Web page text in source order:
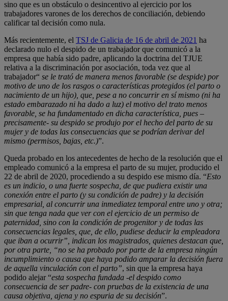
sino que es un obstáculo o desincentivo al ejercicio por los
trabajadores varones de los derechos de conciliación, debiendo
calificar tal decisión como nula.
Más recientemente, el TSJ de Galicia de 16 de abril de 2021 ha
declarado nulo el despido de un trabajador que comunicó a la
empresa que había sido padre, aplicando la doctrina del TJUE
relativa a la discriminación por asociación, toda vez que al
trabajador“ se le trató de manera menos favorable (se despide) por
motivo de uno de los rasgos o características protegidos (el parto o
nacimiento de un hijo), que, pese a no concurrir en sí mismo (ni ha
estado embarazado ni ha dado a luz) el motivo del trato menos
favorable, se ha fundamentado en dicha característica, pues –
precisamente- su despido se produjo por el hecho del parto de su
mujer y de todas las consecuencias que se podrían derivardel
mismo (permisos, bajas, etc.)”.
Queda probado en los antecedentes de hecho de la resolución que el
empleado comunicó a la empresa el parto de su mujer, producido el
22 de abril de 2020, procediendo a su despido ese mismo día. “Esto
es un indicio, o una fuerte sospecha, de que pudiera existir una
conexión entre el parto (y su condición de padre) y la decisión
empresarial, al concurrir una inmediatez temporal entre uno y otra;
sin que tenga nada que ver con el ejercicio de un permiso de
paternidad, sino con la condición de progenitor y de todas las
consecuencias legales, que, de ello, pudiese deducir la empleadora
que iban a ocurrir”, indican los magistrados, quienes destacan que,
por otra parte, “no se ha probado por parte de la empresa ningún
incumplimiento o causa que haya podido amparar la decisión fuera
de aquella vinculación con el parto”, sin que la empresa haya
podido alejar “esta sospecha fundada -el despido como
consecuencia de ser padre- con pruebas de la existencia de una
causa objetiva, ajena y no espuria de su decisión”.